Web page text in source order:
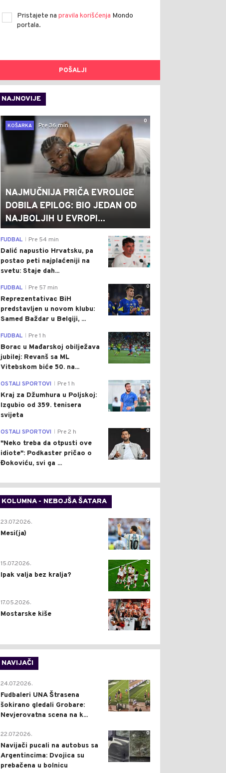
Pristajete na pravila korišćenja Mondo
portala.
POŠALJI
NAJNOVIJE
0
KOŠARKA
Pre 36 min
NAJMUČNIJA PRIČA EVROLIGE
DOBILA EPILOG: BIO JEDAN OD
NAJBOLJIH U EVROPI...
0
FUDBAL Pre 54 min
Dalić napustio Hrvatsku, pa
postao peti najplaćeniji na
svetu: Staje dah...
0
FUDBAL Pre 57 min
Reprezentativac BiH
predstavljen u novom klubu:
Samed Baždar u Belgiji, ...
0
FUDBAL Pre 1 h
Borac u Mađarskoj obilježava
jubilej: Revanš sa ML
Vitebskom biće 50. na...
0
OSTALI SPORTOVI Pre 1 h
Kraj za Džumhura u Poljskoj:
Izgubio od 359. tenisera
svijeta
0
OSTALI SPORTOVI Pre 2 h
"Neko treba da otpusti ove
idiote": Podkaster pričao o
Đokoviću, svi ga ...
KOLUMNA - NEBOJŠA ŠATARA
0
23.07.2026.
Mesi(ja)
2
15.07.2026.
Ipak valja bez kralja?
0
17.05.2026.
Mostarske kiše
NAVIJAČI
0
24.07.2026.
Fudbaleri UNA Štrasena
šokirano gledali Grobare:
Nevjerovatna scena na k...
0
22.07.2026.
Navijači pucali na autobus sa
Argentincima: Dvojica su
prebačena u bolnicu